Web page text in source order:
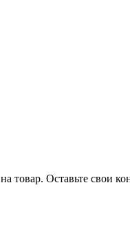
товар. Оставьте свои